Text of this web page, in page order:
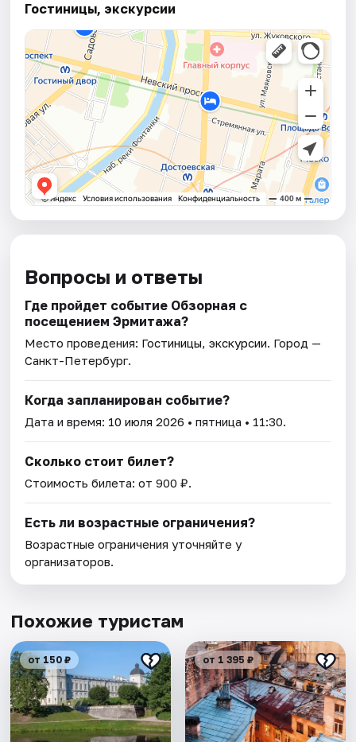
Гостиницы, экскурсии
Вопросы и ответы
Где пройдет событие Обзорная с
посещением Эрмитажа?
Место проведения: Гостиницы, экскурсии. Город —
Санкт-Петербург.
Когда запланирован событие?
Дата и время: 10 июля 2026 • пятница • 11:30.
Сколько стоит билет?
Стоимость билета: от 900 ₽.
Есть ли возрастные ограничения?
Возрастные ограничения уточняйте у
организаторов.
Похожие туристам
от 150 ₽ от 1 395 ₽